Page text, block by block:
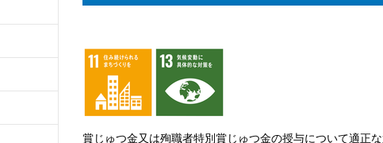
賞じゅつ金又は殉職者特別賞じゅつ金の授与について適正